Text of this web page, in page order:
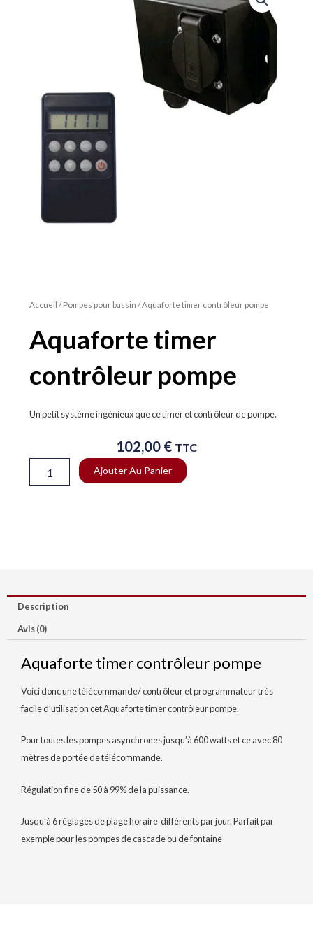
Accueil /Pompes pour bassin / Aquaforte timer contrôleur pompe
Aquaforte timer
contrôleur pompe
Un petit système ingénieux que ce timer et contrôleur de pompe.
102,00 € TTC
Ajouter Au Panier
Description
Avis (0)
Aquaforte timer contrôleur pompe
Voici donc une télécommande/ contrôleur et programmateur très
facile d’utilisation cet Aquaforte timer contrôleur pompe.
Pour toutes les pompes asynchrones jusqu’à 600 watts et ce avec 80
mètres de portée de télécommande.
Régulation fine de 50 à 99% de la puissance.
Jusqu’à 6 réglages de plage horaire différents par jour. Parfait par
exemple pour les pompes de cascade ou de fontaine